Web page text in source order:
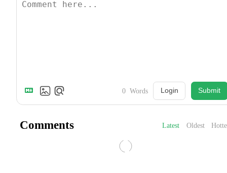
0 Words Login Submit
Comments Latest Oldest